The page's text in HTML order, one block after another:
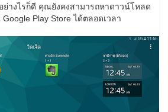
ย่างไรก็ดี คุณยังคงสามารถหาดาวน์โหลด
Play Store ได้ตลอดเวลา